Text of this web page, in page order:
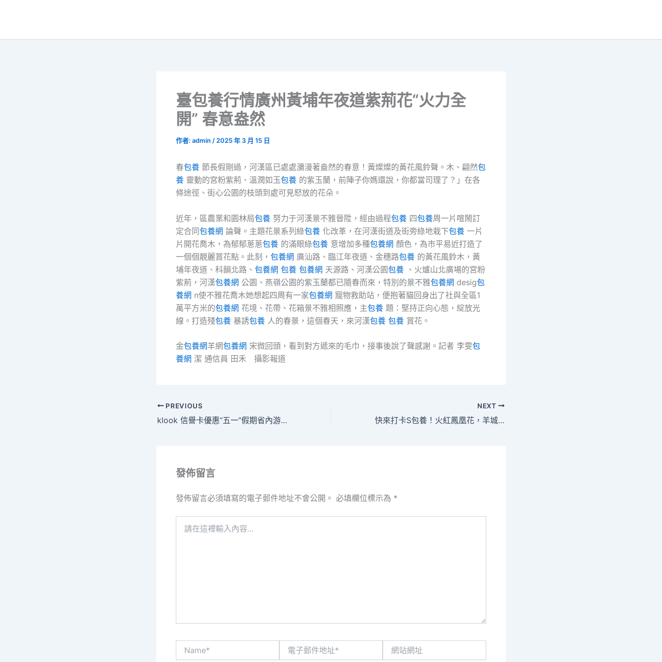
臺包養行情廣州黃埔年夜道紫荊花“火力全
開” 春意盎然
作者: admin / 2025 年 3 月 15 日
春包養 節長假剛過，河漢區已處處瀰漫著盎然的春意！黃燦燦的黃花風鈴聲。木、翩然包
養 靈動的宮粉紫荊、溫潤如玉包養 的紫玉蘭，前陣子你媽還說，你都當司理了？」在各
條途徑、街心公園的枝頭到處可見怒放的花朵。
近年，區農業和園林局包養 努力于河漢景不雅晉陞，經由過程包養 四包養周一片喧鬧訂
定合同包養網 論聲。主題花景系列綠包養 化改革，在河漢街道及街旁綠地栽下包養 一片
片開花喬木，為郁郁蔥蔥包養 的滿眼綠包養 意增加多種包養網 顏色，為市平易近打造了
一個個靚麗賞花點。此刻， 包養網 廣汕路、臨江年夜道、金穗路包養 的黃花風鈴木，黃
埔年夜道、科韻北路、 包養網 包養 包養網 天源路、河漢公園包養 、火爐山北廣場的宮粉
紫荊，河漢包養網 公園、燕嶺公園的紫玉蘭都已隨春而來，特別的景不雅包養網 desig包
養網 n使不雅花喬木她想起四周有一家包養網 寵物救助站，便抱著貓回身出了社與全區1
萬平方米的包養網 花境、花帶、花箱景不雅相照應，主包養 題：堅持正向心態，綻放光
線。打造殘包養 暴誘包養 人的春景，這個春天，來河漢包養 包養 賞花。
金包養網羊網包養網 宋微回頭，看到對方遞來的毛巾，接事後說了聲感謝。記者 李雯包
養網 潔 通信員 田禾 攝影報道
PREVIOUS
klook 信譽卡優惠“五一”假期省內游火爆
NEXT
快來打卡S包養！火紅鳳凰花，羊城全綻放
發佈留言
發佈留言必須填寫的電子郵件地址不會公開。 必填欄位標示為 *